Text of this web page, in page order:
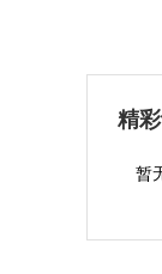
精
暂